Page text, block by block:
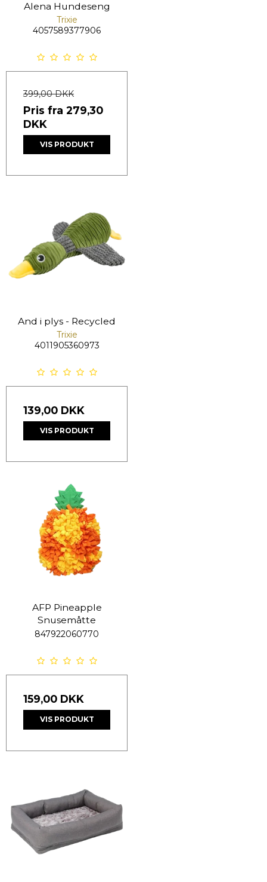
Alena Hundeseng
Trixie
4057589377906
399,00 DKK
Pris fra 279,30
DKK
VIS PRODUKT
And i plys - Recycled
Trixie
4011905360973
139,00 DKK
VIS PRODUKT
AFP Pineapple
Snusemåtte
847922060770
159,00 DKK
VIS PRODUKT